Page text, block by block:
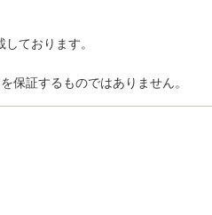
ております。
証するものではありません。